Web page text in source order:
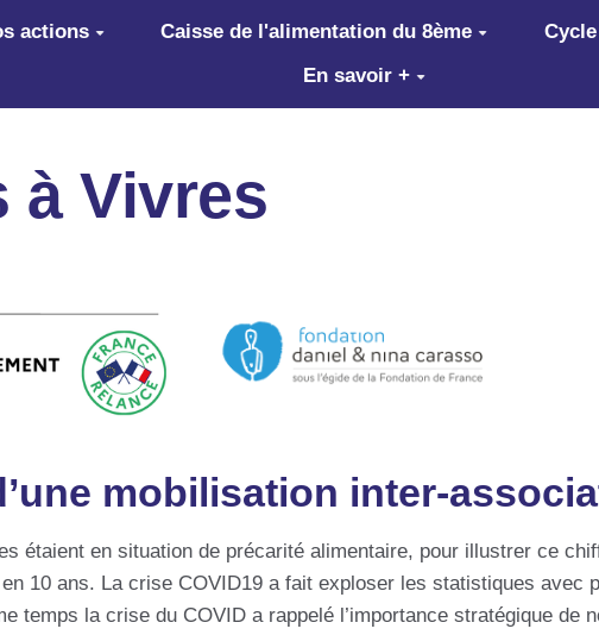
actions Caisse de l'alimentation du 8ème
En savoir +
à Vivres
mobilisation inter-
étaient en situation de précarité alimentaire, pour illustrer ce
10 ans. La crise COVID19 a fait exploser les statistiques avec
temps la crise du COVID a rappelé l’importance stratégique de